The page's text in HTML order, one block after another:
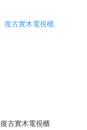
復古實木電視櫃